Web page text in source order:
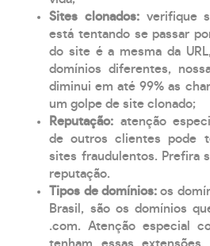
Sites clonados: verifique
está tentando se passar
do site é a mesma da
domínios diferentes,
diminui em até 99% as
um golpe de site clonado;
Reputação: atenção
de outros clientes pode
sites fraudulentos. Prefira
reputação.
Tipos de domínios:os
Brasil, são os domínios
.com. Atenção especial